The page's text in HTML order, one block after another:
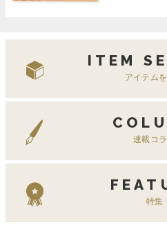
ITEM
アイテム
連載コ
特集